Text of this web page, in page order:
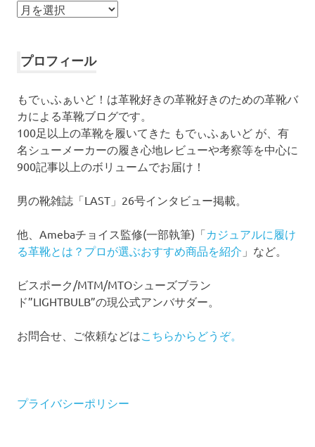
ア
イ
プロフィール
もでぃふぁいど！は革靴好きの革靴好きのための革靴バ
カによる革靴ブログです。
100足以上の革靴を履いてきた もでぃふぁいど が、有
名シューメーカーの履き心地レビューや考察等を中心に
900記事以上のボリュームでお届け！
男の靴雑誌「LAST」26号インタビュー掲載。
他、Amebaチョイス監修(一部執筆)「カジュアルに履け
る革靴とは？プロが選ぶおすすめ商品を紹介 」など。
ビスポーク/MTM/MTOシューズブラン
ド”LIGHTBULB”の現公式アンバサダー。
お問合せ、ご依頼などは こちらからどうぞ。
プライバシーポリシー